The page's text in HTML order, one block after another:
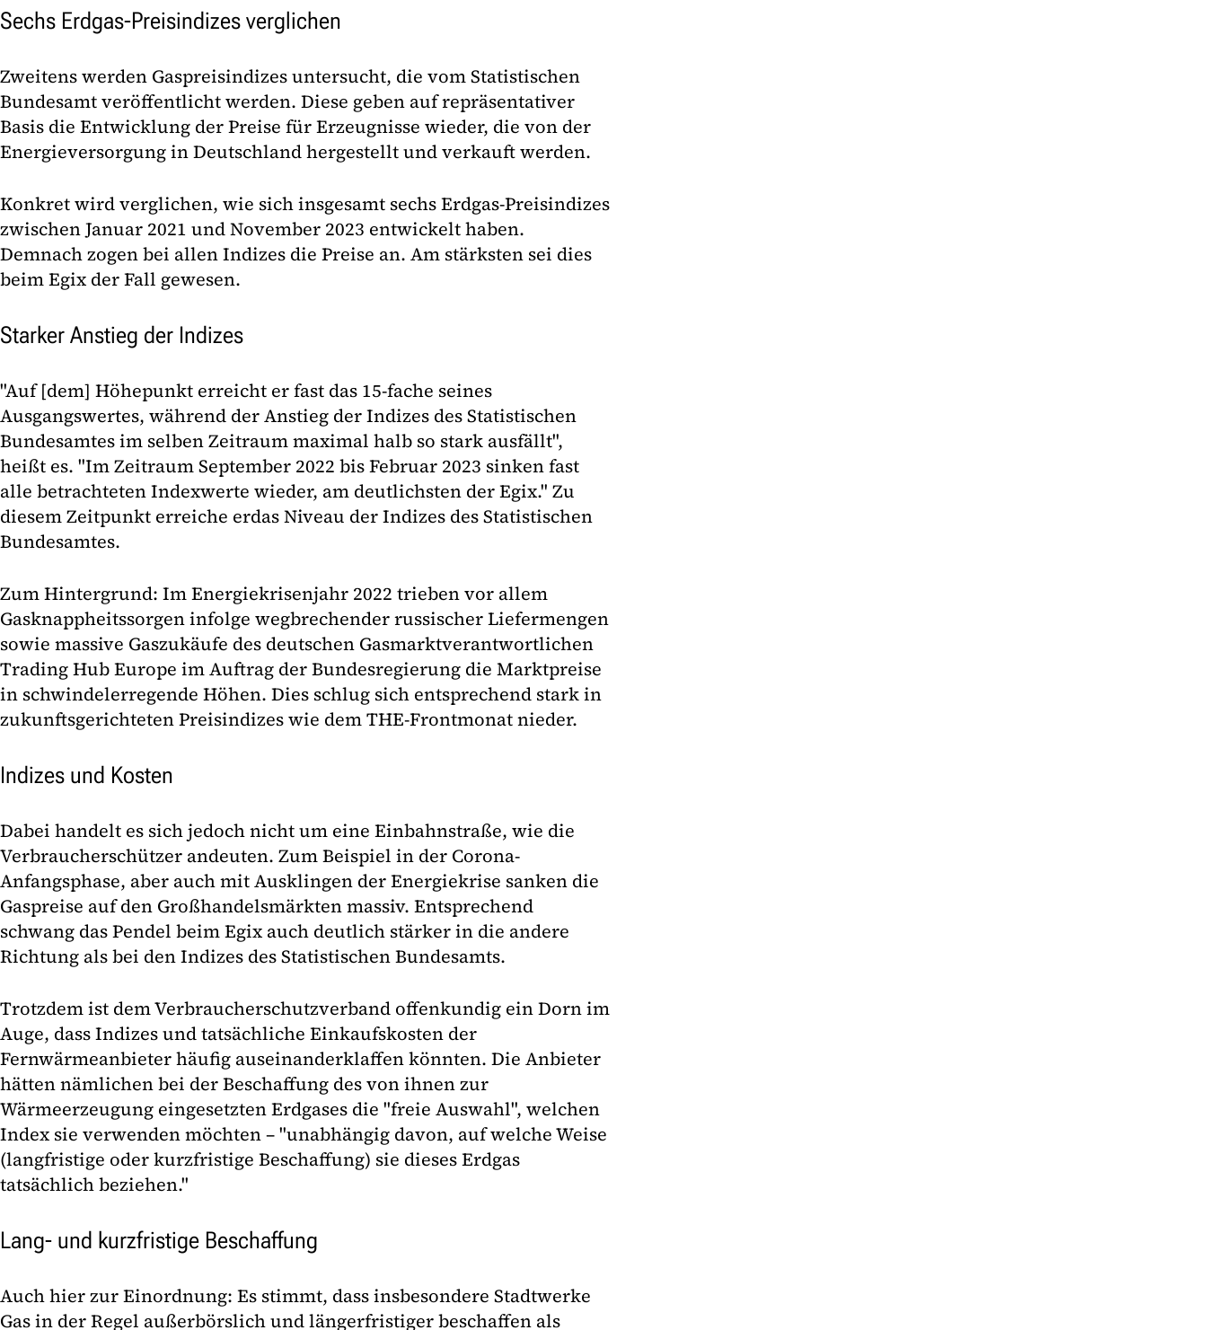
Sechs Erdgas-Preisindizes verglichen
Zweitens werden Gaspreisindizes untersucht, die vom Statistischen
Bundesamt veröffentlicht werden. Diese geben auf repräsentativer
Basis die Entwicklung der Preise für Erzeugnisse wieder, die von der
Energieversorgung in Deutschland hergestellt und verkauft werden.
Konkret wird verglichen, wie sich insgesamt sechs Erdgas-Preisindizes
zwischen Januar 2021 und November 2023 entwickelt haben.
Demnach zogen bei allen Indizes die Preise an. Am stärksten sei dies
beim Egix der Fall gewesen.
Starker Anstieg der Indizes
"Auf [dem] Höhepunkt erreicht er fast das 15-fache seines
Ausgangswertes, während der Anstieg der Indizes des Statistischen
Bundesamtes im selben Zeitraum maximal halb so stark ausfällt",
heißt es. "Im Zeitraum September 2022 bis Februar 2023 sinken fast
alle betrachteten Indexwerte wieder, am deutlichsten der Egix." Zu
diesem Zeitpunkt erreiche erdas Niveau der Indizes des Statistischen
Bundesamtes.
Zum Hintergrund: Im Energiekrisenjahr 2022 trieben vor allem
Gasknappheitssorgen infolge wegbrechender russischer Liefermengen
sowie massive Gaszukäufe des deutschen Gasmarktverantwortlichen
Trading Hub Europe im Auftrag der Bundesregierung die Marktpreise
in schwindelerregende Höhen. Dies schlug sich entsprechend stark in
zukunftsgerichteten Preisindizes wie dem THE-Frontmonat nieder.
Indizes und Kosten
Dabei handelt es sich jedoch nicht um eine Einbahnstraße, wie die
Verbraucherschützer andeuten. Zum Beispiel in der Corona-
Anfangsphase, aber auch mit Ausklingen der Energiekrise sanken die
Gaspreise auf den Großhandelsmärkten massiv. Entsprechend
schwang das Pendel beim Egix auch deutlich stärker in die andere
Richtung als bei den Indizes des Statistischen Bundesamts.
Trotzdem ist dem Verbraucherschutzverband offenkundig ein Dorn im
Auge, dass Indizes und tatsächliche Einkaufskosten der
Fernwärmeanbieter häufig auseinanderklaffen könnten. Die Anbieter
hätten nämlichen bei der Beschaffung des von ihnen zur
Wärmeerzeugung eingesetzten Erdgases die "freie Auswahl", welchen
Index sie verwenden möchten – "unabhängig davon, auf welche Weise
(langfristige oder kurzfristige Beschaffung) sie dieses Erdgas
tatsächlich beziehen."
Lang- und kurzfristige Beschaffung
Auch hier zur Einordnung: Es stimmt, dass insbesondere Stadtwerke
Gas in der Regel außerbörslich und längerfristiger beschaffen als